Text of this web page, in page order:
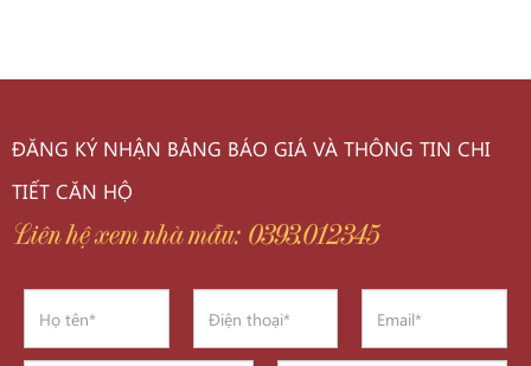
ĐĂNG KÝ NHẬN BẢNG BÁO GIÁ VÀ THÔNG TIN CHI
TIẾT CĂN HỘ
Liên hệ xem nhà mẫu: 0393.012345